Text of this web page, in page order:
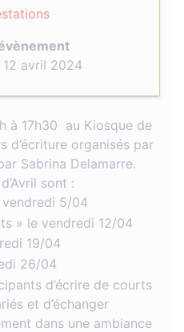
avril 2024
à 17h30 au Kiosque de
d’écriture organisés par
Sabrina Delamarre.
sont :
5/04
» le vendredi 12/04
19/04
26/04
d’écrire de courts
et d’échanger
dans une ambiance